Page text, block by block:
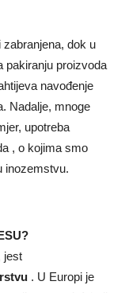
dok u
pakiranju proizvoda
navođenje
Nadalje, mnoge
upotreba
, o kojima smo
inozemstvu.
jest
. U Europi je